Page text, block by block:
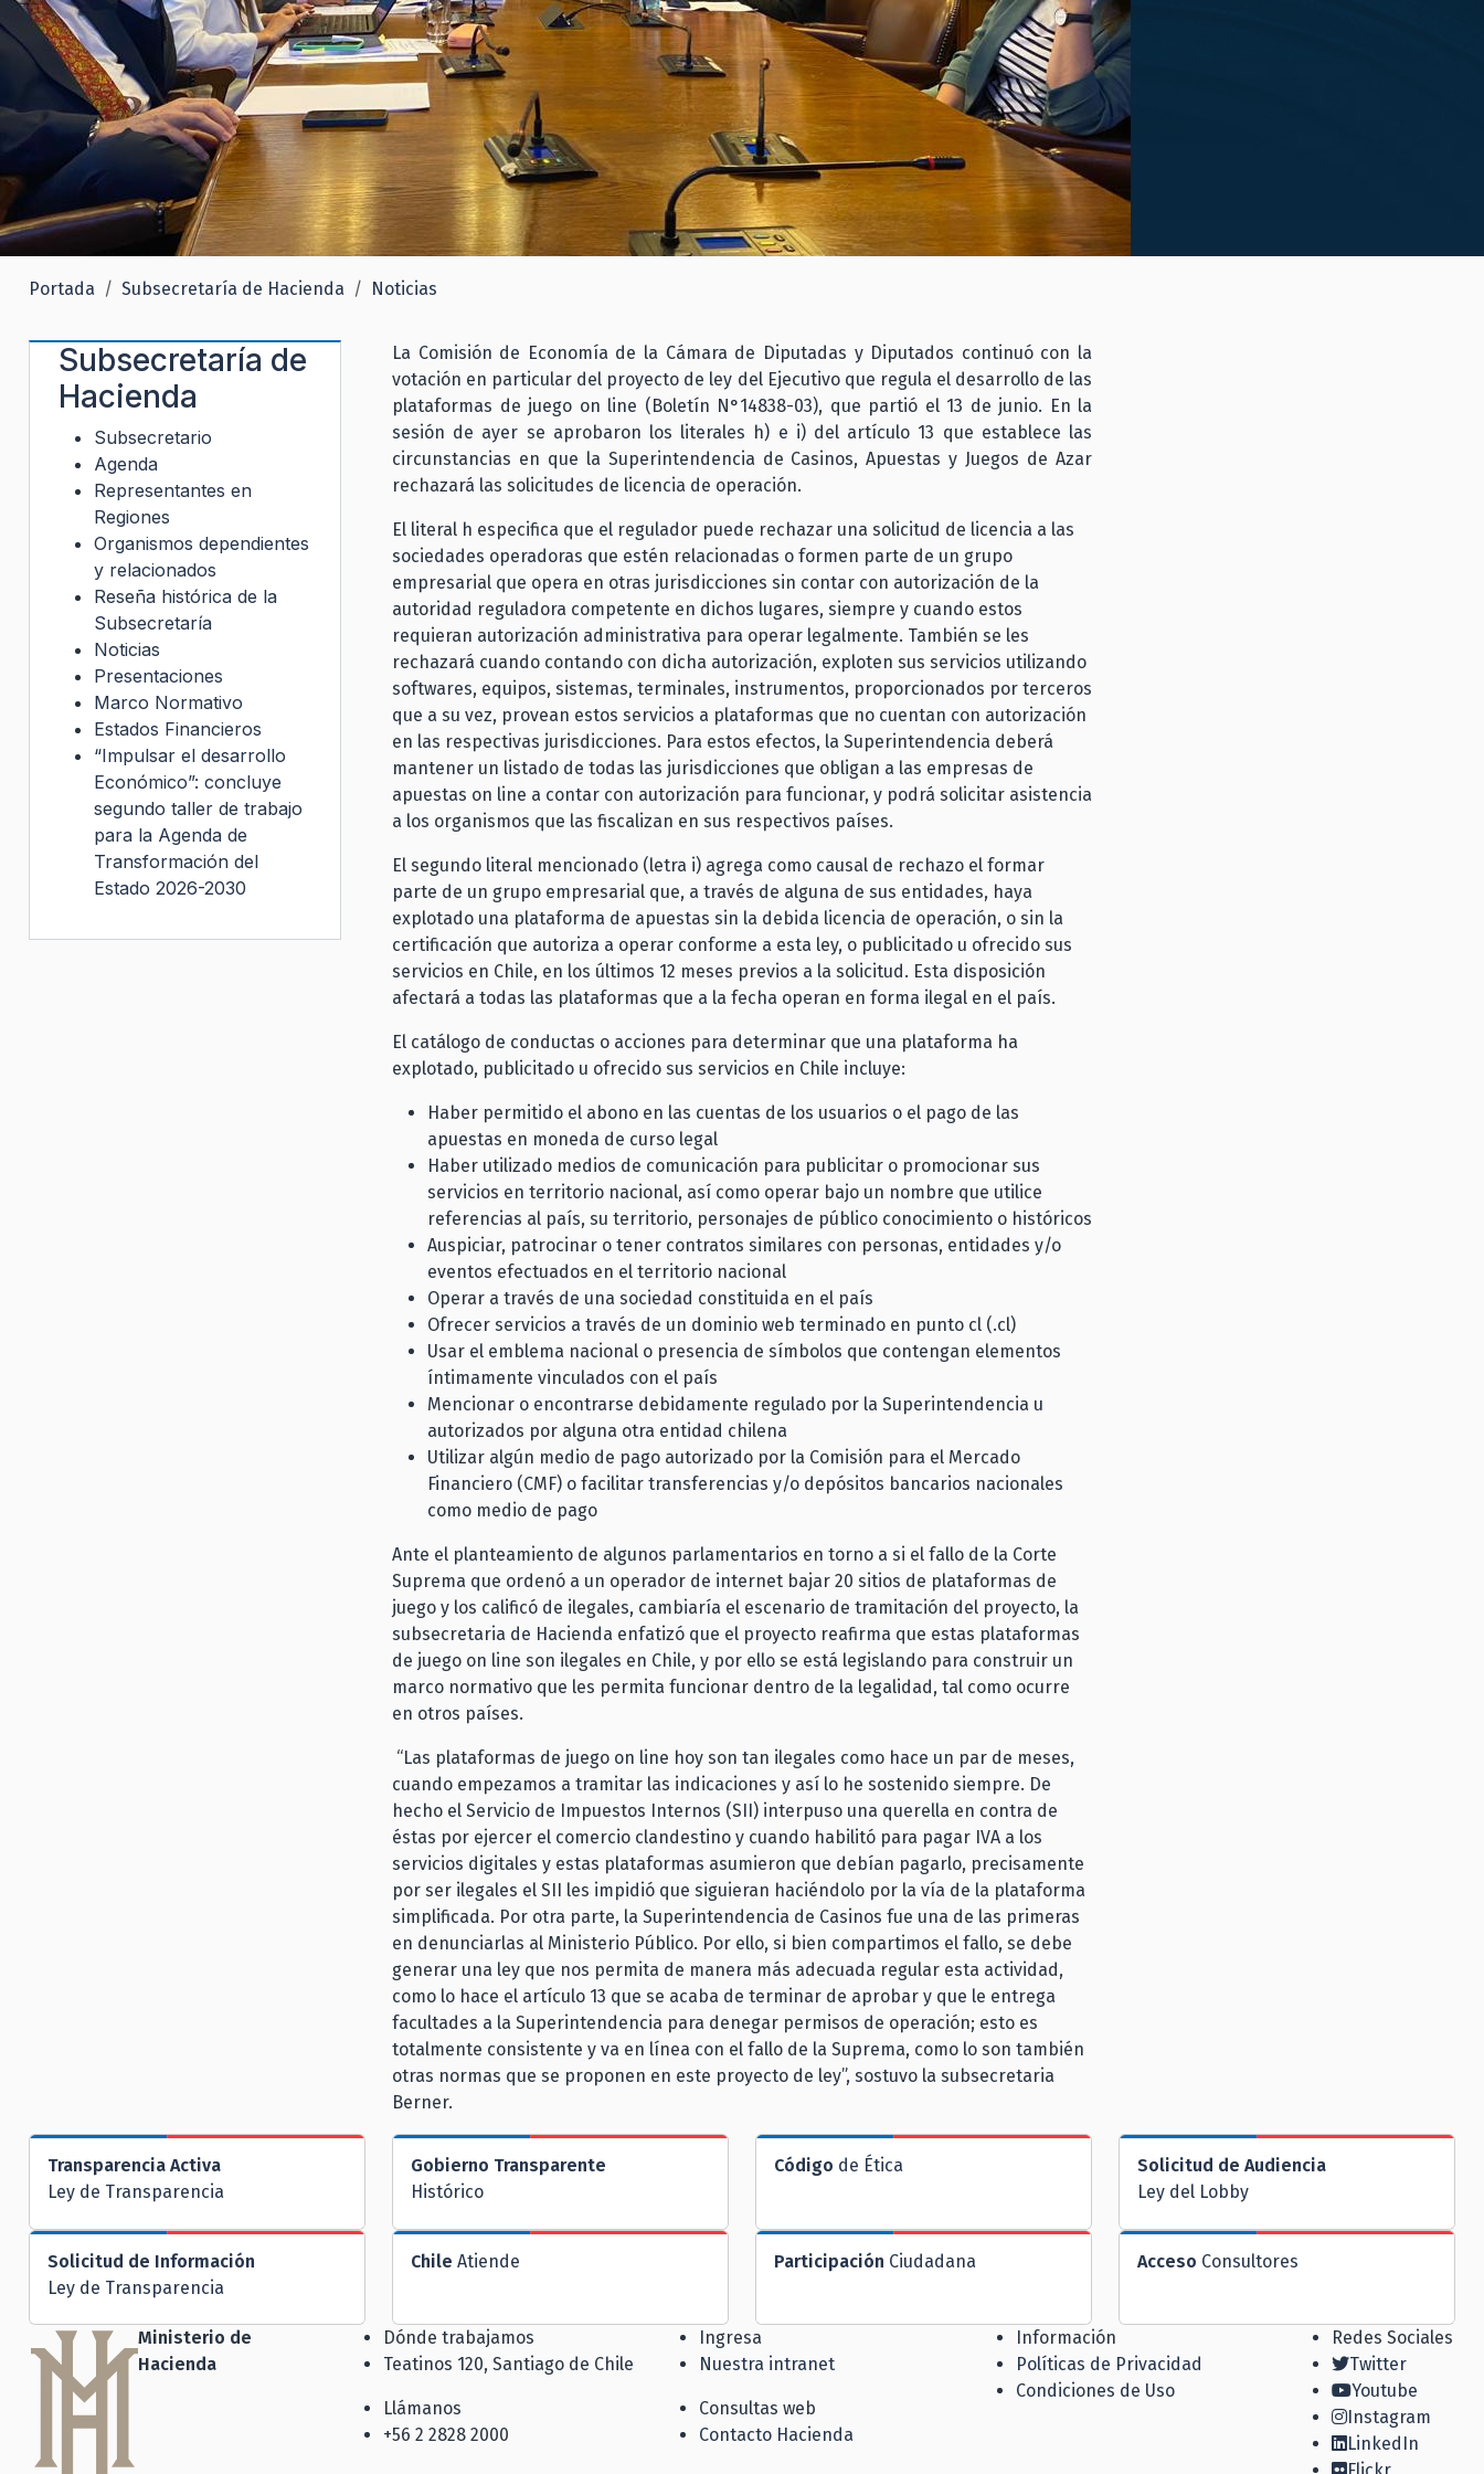
Portada Subsecretaría de Hacienda Noticias
La Comisión de Economía de la Cámara de Diputadas y Diputados continuó con la
votación en particular del proyecto de ley del Ejecutivo que regula el desarrollo de las
plataformas de juego on line (Boletín N°14838-03), que partió el 13 de junio. En la
sesión de ayer se aprobaron los literales h) e i) del artículo 13 que establece las
circunstancias en que la Superintendencia de Casinos, Apuestas y Juegos de Azar
rechazará las solicitudes de licencia de operación.
El literal h especifica que el regulador puede rechazar una solicitud de licencia a las
sociedades operadoras que estén relacionadas o formen parte de un grupo
empresarial que opera en otras jurisdicciones sin contar con autorización de la
autoridad reguladora competente en dichos lugares, siempre y cuando estos
requieran autorización administrativa para operar legalmente. También se les
rechazará cuando contando con dicha autorización, exploten sus servicios utilizando
softwares, equipos, sistemas, terminales, instrumentos, proporcionados por terceros
que a su vez, provean estos servicios a plataformas que no cuentan con autorización
en las respectivas jurisdicciones. Para estos efectos, la Superintendencia deberá
mantener un listado de todas las jurisdicciones que obligan a las empresas de
apuestas on line a contar con autorización para funcionar, y podrá solicitar asistencia
a los organismos que las fiscalizan en sus respectivos países.
El segundo literal mencionado (letra i) agrega como causal de rechazo el formar
parte de un grupo empresarial que, a través de alguna de sus entidades, haya
explotado una plataforma de apuestas sin la debida licencia de operación, o sin la
certificación que autoriza a operar conforme a esta ley, o publicitado u ofrecido sus
servicios en Chile, en los últimos 12 meses previos a la solicitud. Esta disposición
afectará a todas las plataformas que a la fecha operan en forma ilegal en el país.
El catálogo de conductas o acciones para determinar que una plataforma ha
explotado, publicitado u ofrecido sus servicios en Chile incluye:
Haber permitido el abono en las cuentas de los usuarios o el pago de las
apuestas en moneda de curso legal
Haber utilizado medios de comunicación para publicitar o promocionar sus
servicios en territorio nacional, así como operar bajo un nombre que utilice
referencias al país, su territorio, personajes de público conocimiento o históricos
Auspiciar, patrocinar o tener contratos similares con personas, entidades y/o
eventos efectuados en el territorio nacional
Operar a través de una sociedad constituida en el país
Ofrecer servicios a través de un dominio web terminado en punto cl (.cl)
Usar el emblema nacional o presencia de símbolos que contengan elementos
íntimamente vinculados con el país
Mencionar o encontrarse debidamente regulado por la Superintendencia u
autorizados por alguna otra entidad chilena
Utilizar algún medio de pago autorizado por la Comisión para el Mercado
Financiero (CMF) o facilitar transferencias y/o depósitos bancarios nacionales
como medio de pago
Ante el planteamiento de algunos parlamentarios en torno a si el fallo de la Corte
Suprema que ordenó a un operador de internet bajar 20 sitios de plataformas de
juego y los calificó de ilegales, cambiaría el escenario de tramitación del proyecto, la
subsecretaria de Hacienda enfatizó que el proyecto reafirma que estas plataformas
de juego on line son ilegales en Chile, y por ello se está legislando para construir un
marco normativo que les permita funcionar dentro de la legalidad, tal como ocurre
en otros países.
“Las plataformas de juego on line hoy son tan ilegales como hace un par de meses,
cuando empezamos a tramitar las indicaciones y así lo he sostenido siempre. De
hecho el Servicio de Impuestos Internos (SII) interpuso una querella en contra de
éstas por ejercer el comercio clandestino y cuando habilitó para pagar IVA a los
servicios digitales y estas plataformas asumieron que debían pagarlo, precisamente
por ser ilegales el SII les impidió que siguieran haciéndolo por la vía de la plataforma
simplificada. Por otra parte, la Superintendencia de Casinos fue una de las primeras
en denunciarlas al Ministerio Público. Por ello, si bien compartimos el fallo, se debe
generar una ley que nos permita de manera más adecuada regular esta actividad,
como lo hace el artículo 13 que se acaba de terminar de aprobar y que le entrega
facultades a la Superintendencia para denegar permisos de operación; esto es
totalmente consistente y va en línea con el fallo de la Suprema, como lo son también
otras normas que se proponen en este proyecto de ley”, sostuvo la subsecretaria
Berner.
Subsecretaría de
Hacienda
Subsecretario
Agenda
Representantes en
Regiones
Organismos dependientes
y relacionados
Reseña histórica de la
Subsecretaría
Noticias
Presentaciones
Marco Normativo
Estados Financieros
“Impulsar el desarrollo
Económico”: concluye
segundo taller de trabajo
para la Agenda de
Transformación del
Estado 2026-2030
Transparencia Activa
Ley de Transparencia
Gobierno Transparente
Histórico
Código de Ética
Solicitud de Audiencia
Ley del Lobby
Solicitud de Información
Ley de Transparencia
Chile Atiende Participación Ciudadana Acceso Consultores
Ministerio de
Hacienda
Dónde trabajamos
Teatinos 120, Santiago de Chile
Llámanos
+56 2 2828 2000
Ingresa
Nuestra intranet
Consultas web
Contacto Hacienda
Información
Políticas de Privacidad
Condiciones de Uso
Redes Sociales
Twitter
Youtube
Instagram
LinkedIn